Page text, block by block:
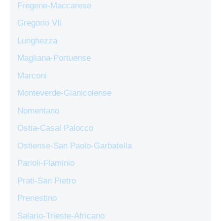
Fregene-Maccarese
Gregorio VII
Lunghezza
Magliana-Portuense
Marconi
Monteverde-Gianicolense
Nomentano
Ostia-Casal Palocco
Ostiense-San Paolo-Garbatella
Parioli-Flaminio
Prati-San Pietro
Prenestino
Salario-Trieste-Africano